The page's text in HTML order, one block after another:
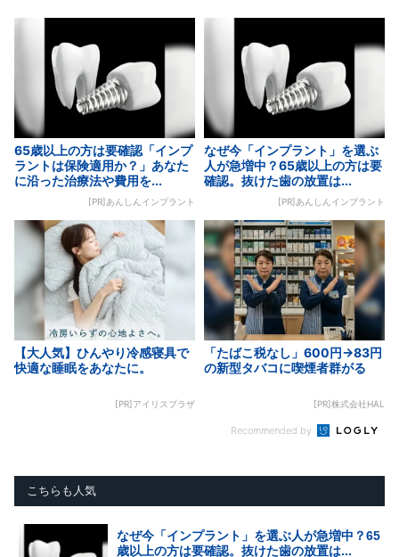
65歳以上の方は要確認「インプ
ラントは保険適用か？」あなた
に沿った治療法や費用を...
[PR]あんしんインプラント
なぜ今「インプラント」を選ぶ
人が急増中？65歳以上の方は要
確認。抜けた歯の放置は...
[PR]あんしんインプラント
【大人気】ひんやり冷感寝具で
快適な睡眠をあなたに。
[PR]アイリスプラザ
「たばこ税なし」600円→83円
の新型タバコに喫煙者群がる
[PR]株式会社HAL
Recommended by
こちらも人気
なぜ今「インプラント」を選ぶ人が急増中？65
歳以上の方は要確認。抜けた歯の放置は...